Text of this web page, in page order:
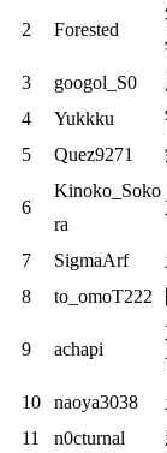
2 Forested
3 googol_S0
4
Yukkku
5
Quez9271
6
Kinoko_Soko
ra
7 SigmaArf
8
to_omoT222
9 achapi
10 naoya3038
11
n0cturnal